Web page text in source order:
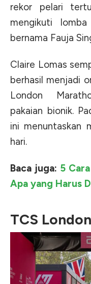
rekor pelari
mengikuti
bernama Fauja
Claire Lomas
berhasil menjadi
London
pakaian bionik.
ini menuntaskan
hari.
Baca juga: 5
Apa yang Harus
TCS